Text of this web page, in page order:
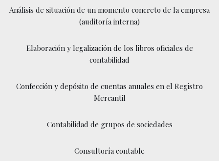
Análisis de situación de un momento concreto de la empresa
(auditoría interna)
Elaboración y legalización de los libros oficiales de
contabilidad
Confección y depósito de cuentas anuales en el Registro
Mercantil
Contabilidad de grupos de sociedades
Consultoría contable